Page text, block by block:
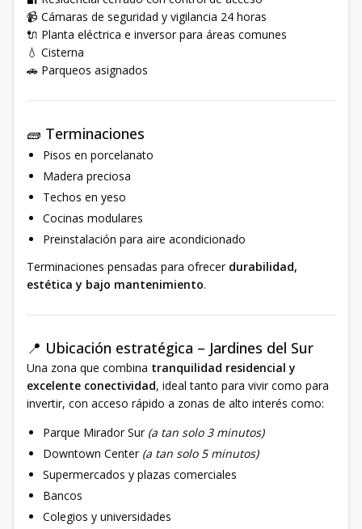
📹 Cámaras de seguridad y vigilancia 24 horas
🔌 Planta eléctrica e inversor para áreas comunes
💧 Cisterna
🚗 Parqueos asignados
🧱 Terminaciones
Pisos en porcelanato
Madera preciosa
Techos en yeso
Cocinas modulares
Preinstalación para aire acondicionado
Terminaciones pensadas para ofrecer durabilidad,
estética y bajo mantenimiento.
📍 Ubicación estratégica – Jardines del Sur
Una zona que combina tranquilidad residencial y
excelente conectividad, ideal tanto para vivir como para
invertir, con acceso rápido a zonas de alto interés como:
Parque Mirador Sur (a tan solo 3 minutos)
Downtown Center (a tan solo 5 minutos)
Supermercados y plazas comerciales
Bancos
Colegios y universidades